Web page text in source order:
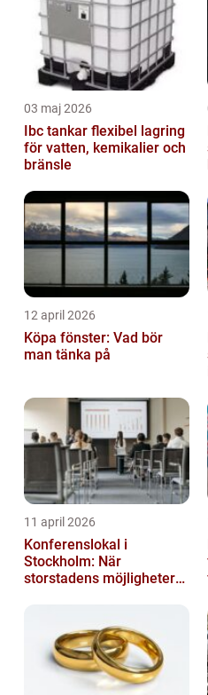
03 maj 2026
Ibc tankar flexibel lagring
för vatten, kemikalier och
bränsle
12 april 2026
Köpa fönster: Vad bör
man tänka på
11 april 2026
Konferenslokal i
Stockholm: När
storstadens möjligheter